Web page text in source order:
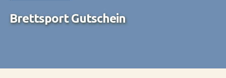
Brettsport Gutschein